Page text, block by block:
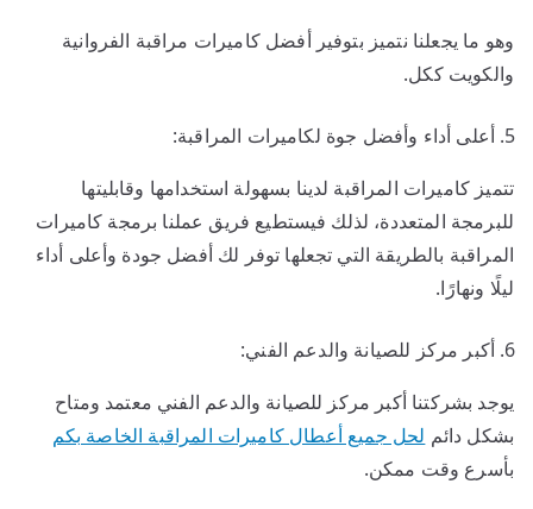
وهو ما يجعلنا نتميز بتوفير أفضل كاميرات مراقبة الفروانية
والكويت ككل.
أعلى أداء وأفضل جوة لكاميرات المراقبة:
تتميز كاميرات المراقبة لدينا بسهولة استخدامها وقابليتها
للبرمجة المتعددة، لذلك فيستطيع فريق عملنا برمجة كاميرات
المراقبة بالطريقة التي تجعلها توفر لك أفضل جودة وأعلى أداء
ليلًا ونهارًا.
أكبر مركز للصيانة والدعم الفني:
يوجد بشركتنا أكبر مركز للصيانة والدعم الفني معتمد ومتاح
بشكل دائم لحل جميع أعطال كاميرات المراقبة الخاصة بكم
بأسرع وقت ممكن.